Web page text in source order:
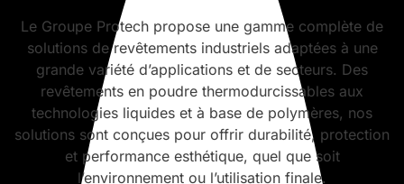
Le Groupe Protech propose une gamme complète de
solutions de revêtements industriels adaptées à une
grande variété d’applications et de secteurs. Des
revêtements en poudre thermodurcissables aux
technologies liquides et à base de polymères, nos
solutions sont conçues pour offrir durabilité, protection
et performance esthétique, quel que soit
l’environnement ou l’utilisation finale.